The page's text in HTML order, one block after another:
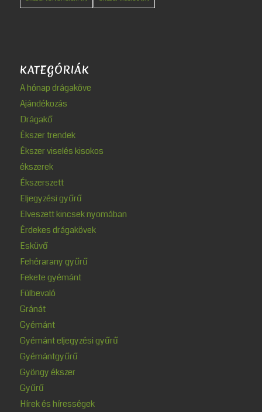
KATEGÓRIÁK
A hónap drágaköve
Ajándékozás
Drágakő
Ékszer trendek
Ékszer viselés kisokos
ékszerek
Ékszerszett
Eljegyzési gyűrű
Elveszett kincsek nyomában
Érdekes drágakövek
Esküvő
Fehérarany gyűrű
Fekete gyémánt
Fülbevaló
Gránát
Gyémánt
Gyémánt eljegyzési gyűrű
Gyémántgyűrű
Gyöngy ékszer
Gyűrű
Hírek és hírességek